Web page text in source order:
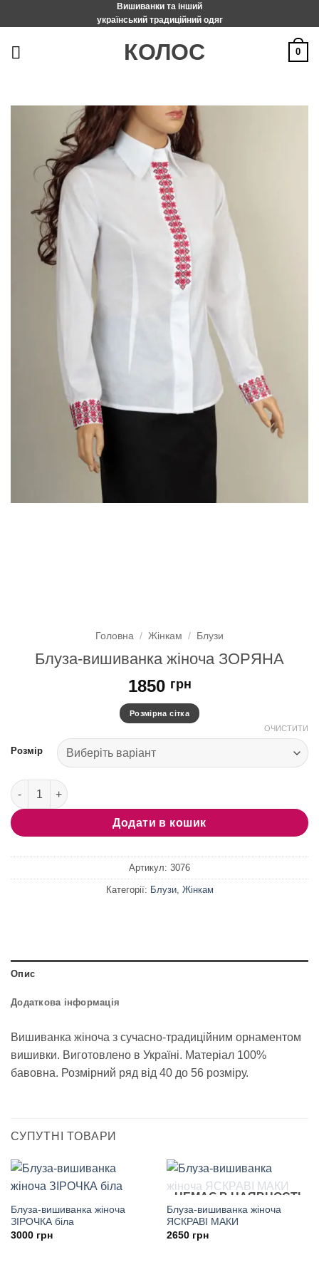
Вишиванки та інший
український традиційний одяг
КОЛОС 0
Головна / Жінкам / Блузи
Блуза-вишиванка жіноча ЗОРЯНА
1850 грн
Розмірна сітка
Розмір
ОЧИСТИТИ
Блуза-вишиванка жіноча ЗОРЯНА кількість
Додати в кошик
Артикул: 3076
Категорії: Блузи, Жінкам
Опис
Додаткова інформація
Вишиванка жіноча з сучасно-традиційним орнаментом
вишивки. Виготовлено в Україні. Матеріал 100%
бавовна. Розмірний ряд від 40 до 56 розміру.
СУПУТНІ ТОВАРИ
Блуза-вишиванка жіноча
ЗІРОЧКА біла
3000 грн
НЕМАЄ В НАЯВНОСТІ
Блуза-вишиванка жіноча
ЯСКРАВІ МАКИ
2650 грн